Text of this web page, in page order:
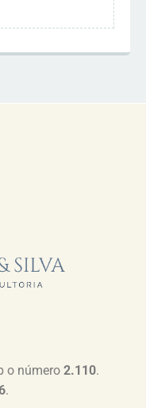
o número 2.110.
.